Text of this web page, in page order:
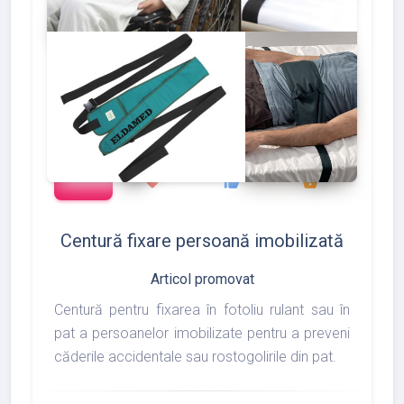
favorite thumb_up
175
shopping_basket
Centură fixare persoană imobilizată
Articol promovat
Centură pentru fixarea în fotoliu rulant sau în
pat a persoanelor imobilizate pentru a preveni
căderile accidentale sau rostogolirile din pat.